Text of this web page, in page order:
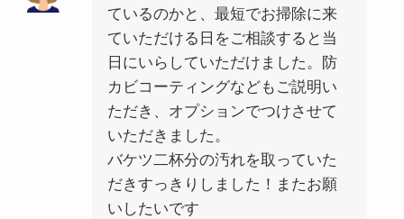
ているのかと、最短でお掃除に来
ていただける日をご相談すると当
日にいらしていただけました。防
カビコーティングなどもご説明い
ただき、オプションでつけさせて
いただきました。
バケツ二杯分の汚れを取っていた
だきすっきりしました！またお願
いしたいです